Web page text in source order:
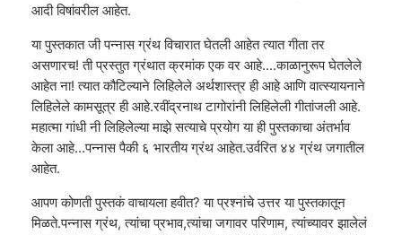
आदी विषांवरील आहेत.
या पुस्तकात जी पन्नास ग्रंथ विचारात घेतली आहेत त्यात गीता तर
असणारच! ती प्रस्तुत ग्रंथात क्रमांक एक वर आहे....काळानुरूप घेतलेले
आहेत ना! त्यात कौटिल्याने लिहिलेले अर्थशास्त्र ही आहे आणि वात्स्यायनाने
लिहिलेले कामसूत्र ही आहे.रवींद्रनाथ टागोरांनी लिहिलेली गीतांजली आहे.
महात्मा गांधी नी लिहिलेल्या माझे सत्याचे प्रयोग या ही पुस्तकाचा अंतर्भाव
केला आहे...पन्नास पैकी ६ भारतीय ग्रंथ आहेत.उर्वरित ४४ ग्रंथ जगातील
आहेत.
आपण कोणती पुस्तकं वाचायला हवीत? या प्रश्नांचे उत्तर या पुस्तकातून
मिळते.पन्नास ग्रंथ, त्यांचा प्रभाव,त्यांचा जगावर परिणाम, त्यांच्यावर झालेलं